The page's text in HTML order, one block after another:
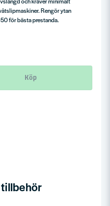
Rengör ytan
för bästa prestanda.
Köp